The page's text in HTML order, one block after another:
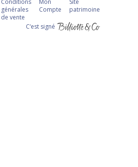
Conditions
générales
de vente
Mon
Compte
Site
patrimoine
C‘est signé